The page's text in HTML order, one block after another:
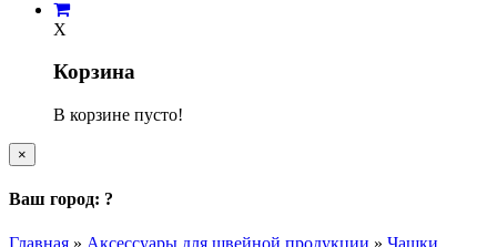
X
Корзина
В корзине пусто!
×
Ваш город: ?
Главная » Аксессуары для швейной продукции » Чашки